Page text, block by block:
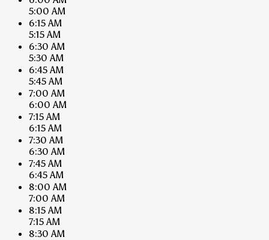
5:00 AM
6:15 AM
5:15 AM
6:30 AM
5:30 AM
6:45 AM
5:45 AM
7:00 AM
6:00 AM
7:15 AM
6:15 AM
7:30 AM
6:30 AM
7:45 AM
6:45 AM
8:00 AM
7:00 AM
8:15 AM
7:15 AM
8:30 AM